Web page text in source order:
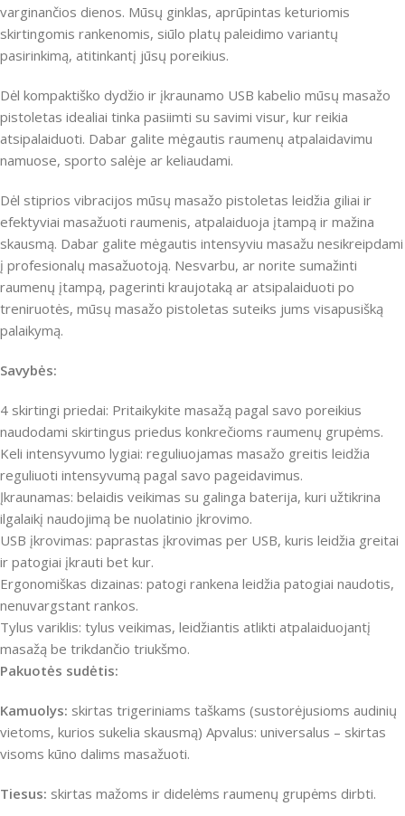
varginančios dienos. Mūsų ginklas, aprūpintas keturiomis
skirtingomis rankenomis, siūlo platų paleidimo variantų
pasirinkimą, atitinkantį jūsų poreikius.
Dėl kompaktiško dydžio ir įkraunamo USB kabelio mūsų masažo
pistoletas idealiai tinka pasiimti su savimi visur, kur reikia
atsipalaiduoti. Dabar galite mėgautis raumenų atpalaidavimu
namuose, sporto salėje ar keliaudami.
Dėl stiprios vibracijos mūsų masažo pistoletas leidžia giliai ir
efektyviai masažuoti raumenis, atpalaiduoja įtampą ir mažina
skausmą. Dabar galite mėgautis intensyviu masažu nesikreipdami
į profesionalų masažuotoją. Nesvarbu, ar norite sumažinti
raumenų įtampą, pagerinti kraujotaką ar atsipalaiduoti po
treniruotės, mūsų masažo pistoletas suteiks jums visapusišką
palaikymą.
Savybės:
4 skirtingi priedai: Pritaikykite masažą pagal savo poreikius
naudodami skirtingus priedus konkrečioms raumenų grupėms.
Keli intensyvumo lygiai: reguliuojamas masažo greitis leidžia
reguliuoti intensyvumą pagal savo pageidavimus.
Įkraunamas: belaidis veikimas su galinga baterija, kuri užtikrina
ilgalaikį naudojimą be nuolatinio įkrovimo.
USB įkrovimas: paprastas įkrovimas per USB, kuris leidžia greitai
ir patogiai įkrauti bet kur.
Ergonomiškas dizainas: patogi rankena leidžia patogiai naudotis,
nenuvargstant rankos.
Tylus variklis: tylus veikimas, leidžiantis atlikti atpalaiduojantį
masažą be trikdančio triukšmo.
Pakuotės sudėtis:
Kamuolys: skirtas trigeriniams taškams (sustorėjusioms audinių
vietoms, kurios sukelia skausmą) Apvalus: universalus – skirtas
visoms kūno dalims masažuoti.
Tiesus: skirtas mažoms ir didelėms raumenų grupėms dirbti.